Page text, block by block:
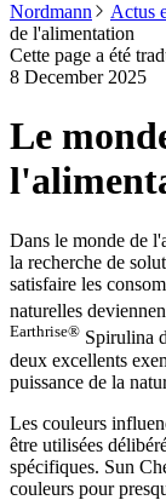
Nordmann Actus
de l'alimentation
Cette page a été
8 December 2025
Le
Dans le monde de
la recherche de
satisfaire les
naturelles
Earthrise® Spirulina
deux excellents
puissance de la
Les couleurs
être utilisées
spécifiques. Sun
couleurs pour